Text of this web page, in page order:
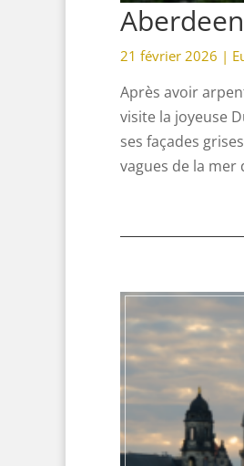
21 février 2026 |
Après avoir
visite la joyeuse
ses façades
vagues de la